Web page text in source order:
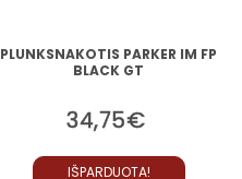
PLUNKSNAKOTIS PARKER IM FP
BLACK GT
34,75€
IŠPARDUOTA!